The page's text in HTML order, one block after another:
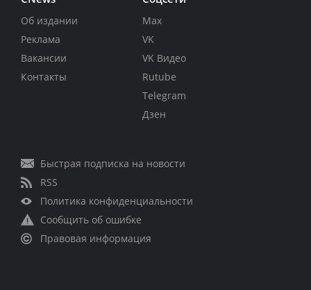
Об издании
Реклама
Вакансии
Контакты
Max
VK
VK Видео
Rutube
Telegram
Дзен
Быстрая подписка на новости
RSS
Политика конфиденциальности
Сообщить об ошибке
Правовая информация